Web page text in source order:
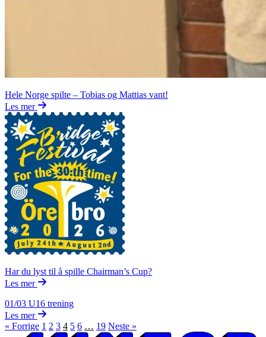
Hele Norge spilte – Tobias og Mattias vant!
Les mer
Har du lyst til å spille Chairman’s Cup?
Les mer
01/03 U16 trening
Les mer
« Forrige 1 2 3 4 5 6 … 19 Neste »